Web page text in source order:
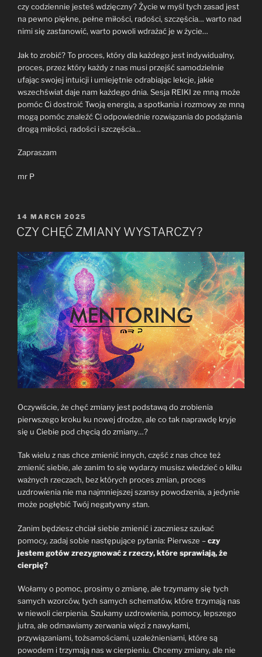
czy codziennie jesteś wdzięczny? Życie w myśl tych zasad jest
na pewno piękne, pełne miłości, radości, szczęścia… warto nad
nimi się zastanowić, warto powoli wdrażać je w życie…
Jak to zrobić? To proces, który dla każdego jest indywidualny,
proces, przez który każdy z nas musi przejść samodzielnie
ufając swojej intuicji i umiejętnie odrabiając lekcje, jakie
wszechświat daje nam każdego dnia. Sesja REIKI ze mną może
pomóc Ci dostroić Twoją energia, a spotkania i rozmowy ze mną
mogą pomóc znaleźć Ci odpowiednie rozwiązania do podążania
drogą miłości, radości i szczęścia…
Zapraszam
mr P
POSTED
ON
14 MARCH 2025
CZY CHĘĆ ZMIANY WYSTARCZY?
Oczywiście, że chęć zmiany jest podstawą do zrobienia
pierwszego kroku ku nowej drodze, ale co tak naprawdę kryje
się u Ciebie pod chęcią do zmiany…?
Tak wielu z nas chce zmienić innych, część z nas chce też
zmienić siebie, ale zanim to się wydarzy musisz wiedzieć o kilku
ważnych rzeczach, bez których proces zmian, proces
uzdrowienia nie ma najmniejszej szansy powodzenia, a jedynie
może pogłębić Twój negatywny stan.
Zanim będziesz chciał siebie zmienić i zaczniesz szukać
pomocy, zadaj sobie następujące pytania: Pierwsze –czy
jestem gotów zrezygnować z rzeczy, które sprawiają, że
cierpię?
Wołamy o pomoc, prosimy o zmianę, ale trzymamy się tych
samych wzorców, tych samych schematów, które trzymają nas
w niewoli cierpienia. Szukamy uzdrowienia, pomocy, lepszego
jutra, ale odmawiamy zerwania więzi z nawykami,
przywiązaniami, tożsamościami, uzależnieniami, które są
powodem i trzymają nas w cierpieniu. Chcemy zmiany, ale nie